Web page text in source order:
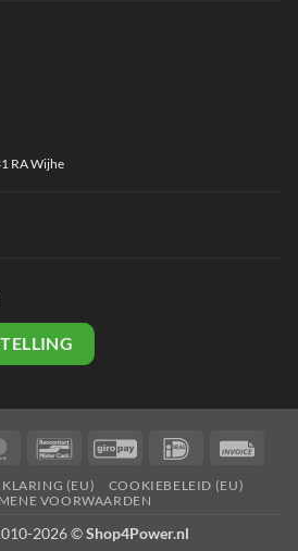
RA Wijhe
MasterCardBancontactGiroPay IDeal
(EU)
COOKIEBELEID (EU)
VOORWAARDEN
2026 ©Shop4Power.nl